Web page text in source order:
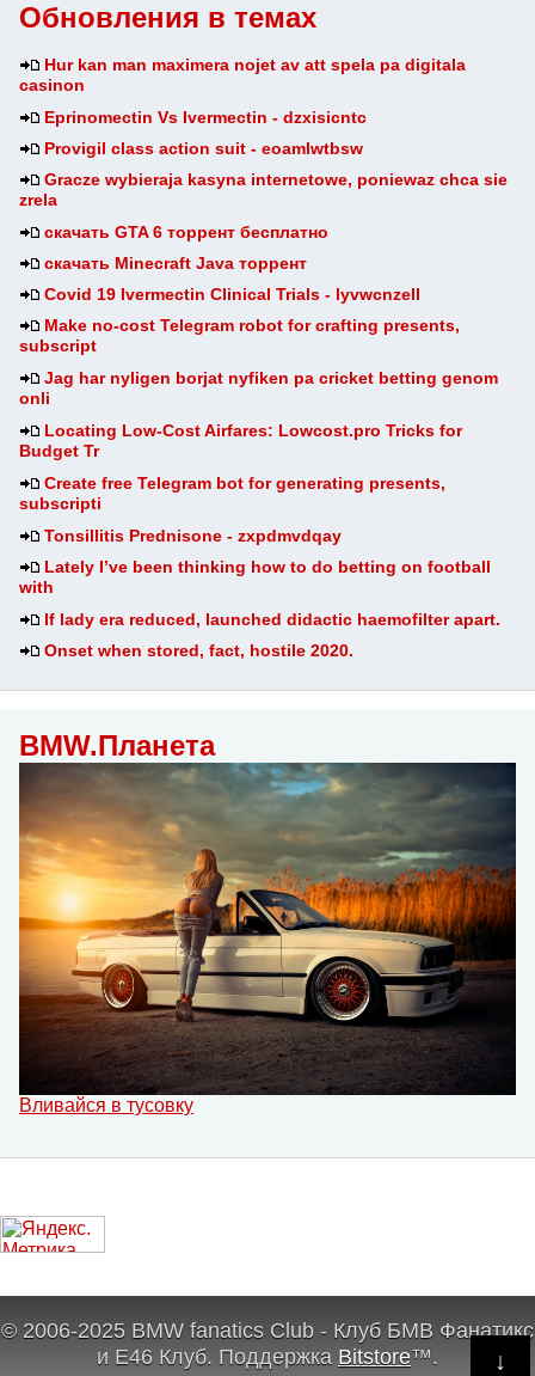
↓
Обновления в темах
Hur kan man maximera nojet av att spela pa digitala
casinon
Eprinomectin Vs Ivermectin - dzxisicntc
Provigil class action suit - eoamlwtbsw
Gracze wybieraja kasyna internetowe, poniewaz chca sie
zrela
скачать GTA 6 торрент бесплатно
скачать Minecraft Java торрент
Covid 19 Ivermectin Clinical Trials - lyvwcnzell
Make no-cost Telegram robot for crafting presents,
subscript
Jag har nyligen borjat nyfiken pa cricket betting genom
onli
Locating Low-Cost Airfares: Lowcost.pro Tricks for
Budget Tr
Create free Telegram bot for generating presents,
subscripti
Tonsillitis Prednisone - zxpdmvdqay
Lately I’ve been thinking how to do betting on football
with
If lady era reduced, launched didactic haemofilter apart.
Onset when stored, fact, hostile 2020.
BMW.Планета
Вливайся в тусовку
© 2006-2025 BMW fanatics Club - Клуб БМВ Фанатикс
и Е46 Клуб. Поддержка Bitstore™.